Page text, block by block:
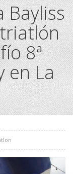
Bayliss
8ª
en La